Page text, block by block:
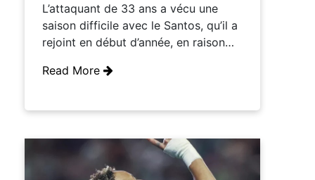
L’attaquant de 33 ans a vécu une
saison difficile avec le Santos, qu’il a
rejoint en début d’année, en raison…
Read More